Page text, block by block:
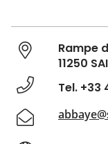
Rampe
11250
Tel. +33